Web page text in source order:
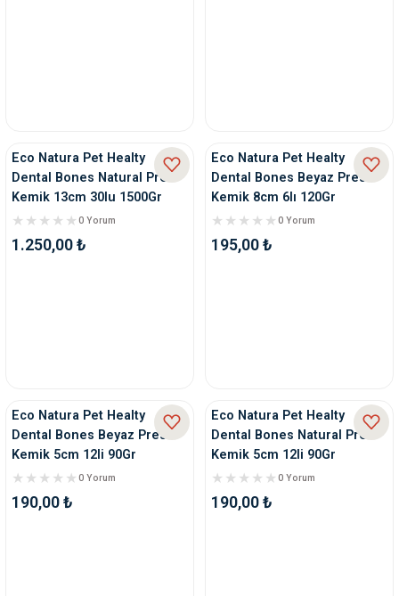
Eco Natura Pet Healty
Dental Bones Natural Pres
Kemik 13cm 30lu 1500Gr
0 Yorum
1.250,00 ₺
Eco Natura Pet Healty
Dental Bones Beyaz Pres
Kemik 8cm 6lı 120Gr
0 Yorum
195,00 ₺
Eco Natura Pet Healty
Dental Bones Beyaz Pres
Kemik 5cm 12li 90Gr
0 Yorum
190,00 ₺
Eco Natura Pet Healty
Dental Bones Natural Pres
Kemik 5cm 12li 90Gr
0 Yorum
190,00 ₺